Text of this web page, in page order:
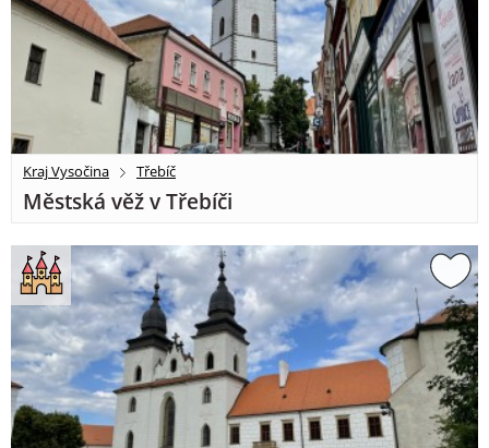
Kraj Vysočina Třebíč
Městská věž v Třebíči